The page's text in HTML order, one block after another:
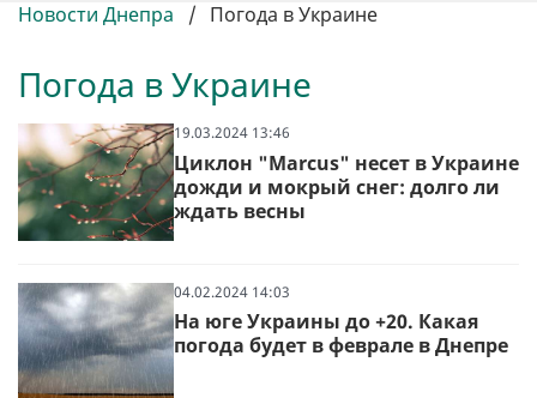
Новости Днепра / Погода в Украине
Погода в Украине
19.03.2024 13:46
Циклон "Marcus" несет в Украине
дожди и мокрый снег: долго ли
ждать весны
04.02.2024 14:03
На юге Украины до +20. Какая
погода будет в феврале в Днепре